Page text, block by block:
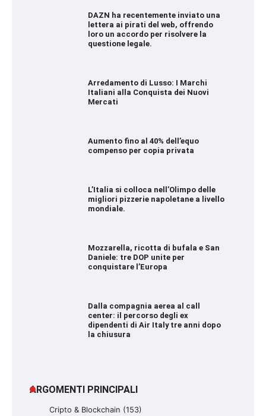
DAZN ha recentemente inviato una
lettera ai pirati del web, offrendo
loro un accordo per risolvere la
questione legale.
Arredamento di Lusso: I Marchi
Italiani alla Conquista dei Nuovi
Mercati
Aumento fino al 40% dell’equo
compenso per copia privata
L’Italia si colloca nell’Olimpo delle
migliori pizzerie napoletane a livello
mondiale.
Mozzarella, ricotta di bufala e San
Daniele: tre DOP unite per
conquistare l’Europa
Dalla compagnia aerea al call
center: il percorso degli ex
dipendenti di Air Italy tre anni dopo
la chiusura
ARGOMENTI PRINCIPALI
Cripto & Blockchain (153)